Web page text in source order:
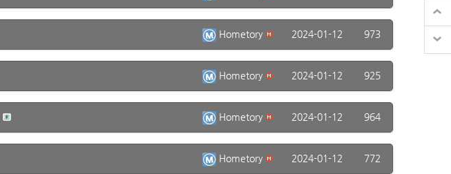
Hometory 2024-01-12 973
Hometory 2024-01-12 925
Hometory 2024-01-12 964
Hometory 2024-01-12 772